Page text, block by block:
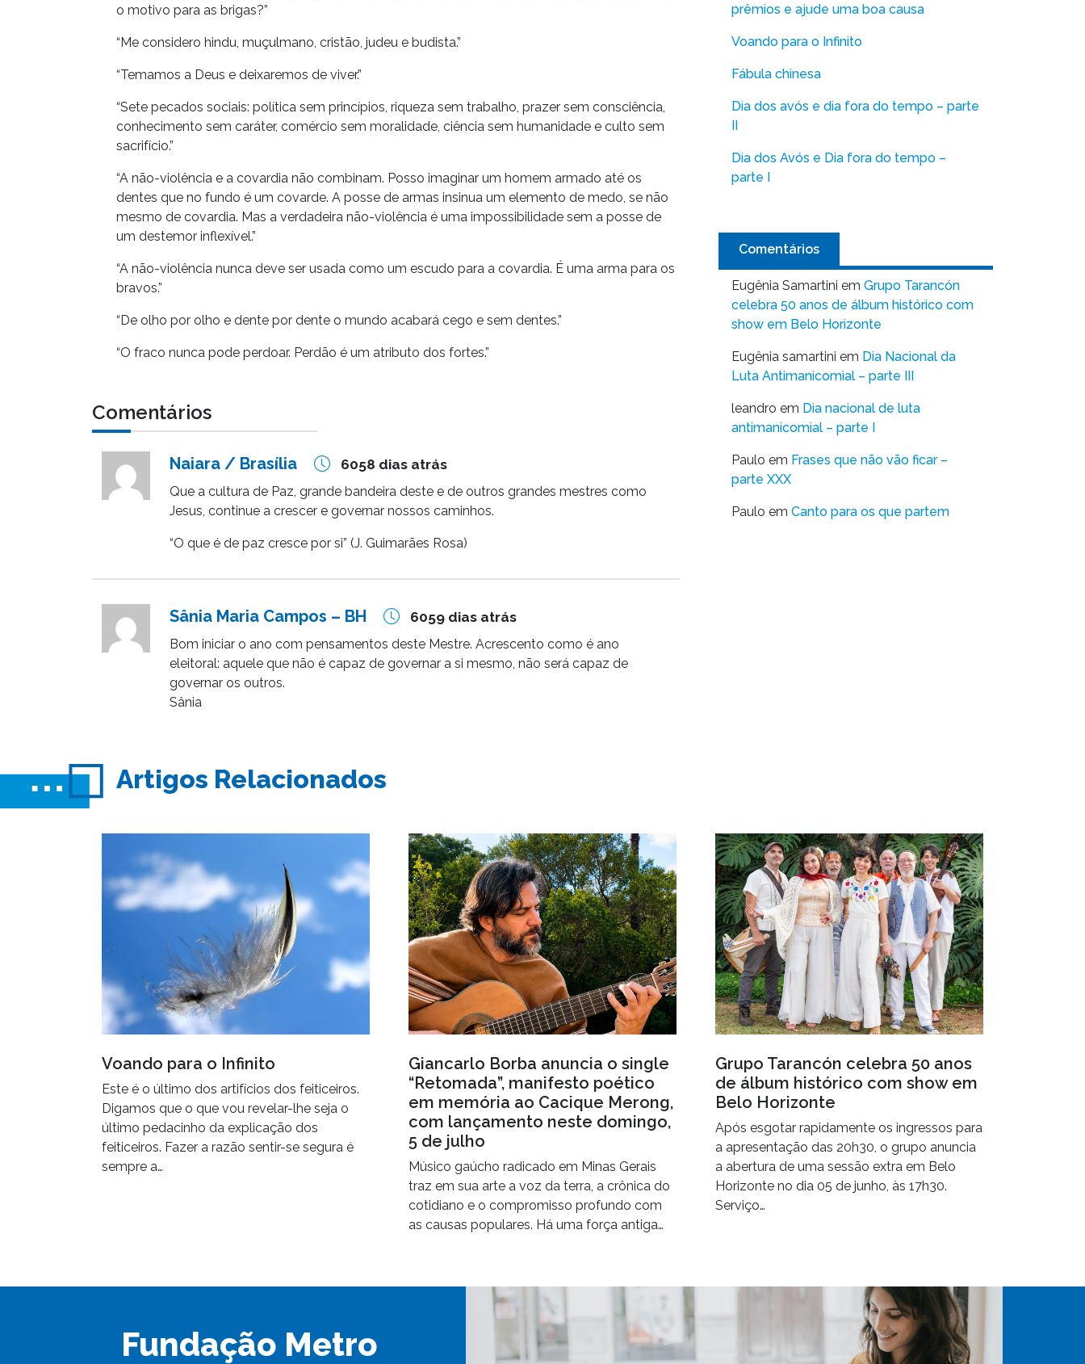
o motivo para as brigas?”
“Me considero hindu, muçulmano, cristão, judeu e budista.”
“Temamos a Deus e deixaremos de viver.”
“Sete pecados sociais: política sem princípios, riqueza sem trabalho, prazer sem consciência,
conhecimento sem caráter, comércio sem moralidade, ciência sem humanidade e culto sem
sacrifício.”
“A não-violência e a covardia não combinam. Posso imaginar um homem armado até os
dentes que no fundo é um covarde. A posse de armas insinua um elemento de medo, se não
mesmo de covardia. Mas a verdadeira não-violência é uma impossibilidade sem a posse de
um destemor inflexível.”
“A não-violência nunca deve ser usada como um escudo para a covardia. É uma arma para os
bravos.”
“De olho por olho e dente por dente o mundo acabará cego e sem dentes.”
“O fraco nunca pode perdoar. Perdão é um atributo dos fortes.”
Comentários
Naiara / Brasília 6058 dias atrás
Que a cultura de Paz, grande bandeira deste e de outros grandes mestres como
Jesus, continue a crescer e governar nossos caminhos.
“O que é de paz cresce por si” (J. Guimarães Rosa)
Sânia Maria Campos – BH 6059 dias atrás
Bom iniciar o ano com pensamentos deste Mestre. Acrescento como é ano
eleitoral: aquele que não é capaz de governar a si mesmo, não será capaz de
governar os outros.
Sânia
prêmios e ajude uma boa causa
Voando para o Infinito
Fábula chinesa
Dia dos avós e dia fora do tempo – parte
II
Dia dos Avós e Dia fora do tempo –
parte I
Comentários
Eugênia Samartini em Grupo Tarancón
celebra 50 anos de álbum histórico com
show em Belo Horizonte
Eugênia samartini em Dia Nacional da
Luta Antimanicomial – parte III
leandro em Dia nacional de luta
antimanicomial – parte I
Paulo em Frases que não vão ficar –
parte XXX
Paulo em Canto para os que partem
Artigos Relacionados
Voando para o Infinito
Este é o último dos artifícios dos feiticeiros.
Digamos que o que vou revelar-lhe seja o
último pedacinho da explicação dos
feiticeiros. Fazer a razão sentir-se segura é
sempre a…
Giancarlo Borba anuncia o single
“Retomada”, manifesto poético
em memória ao Cacique Merong,
com lançamento neste domingo,
5 de julho
Músico gaúcho radicado em Minas Gerais
traz em sua arte a voz da terra, a crônica do
cotidiano e o compromisso profundo com
as causas populares. Há uma força antiga…
Grupo Tarancón celebra 50 anos
de álbum histórico com show em
Belo Horizonte
Após esgotar rapidamente os ingressos para
a apresentação das 20h30, o grupo anuncia
a abertura de uma sessão extra em Belo
Horizonte no dia 05 de junho, às 17h30.
Serviço…
Fundação Metro